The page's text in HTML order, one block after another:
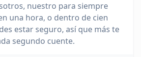
nuestro para siempre
una hora, o dentro de cien
estar seguro, así que más te
segundo cuente.